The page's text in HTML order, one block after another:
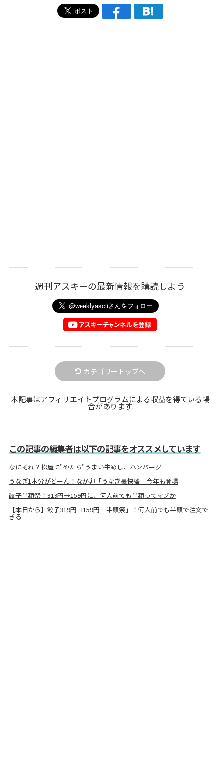
週刊アスキーの最新情報を購読しよう
カテゴリートップへ
本記事はアフィリエイトプログラムによる収益を得ている場
合があります
この記事の編集者は以下の記事をオススメしています
なにそれ？松屋に"やたら"うまい牛めし、ハンバーグ
うなぎ1本分がどーん！なか卯「うなぎ豪快盛」今年も登場
餃子半額祭！319円→159円に、何人前でも半額ってマジか
【本日から】餃子319円→159円「半額祭」！何人前でも半額で注文で
きる